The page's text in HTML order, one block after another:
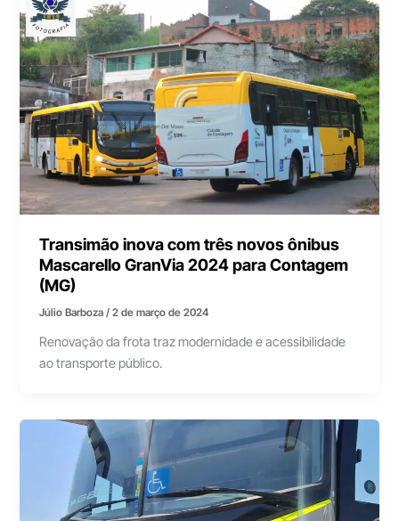
Transimão inova com três novos ônibus
Mascarello GranVia 2024 para Contagem
(MG)
Júlio Barboza/2 de março de 2024
Renovação da frota traz modernidade e acessibilidade
ao transporte público.